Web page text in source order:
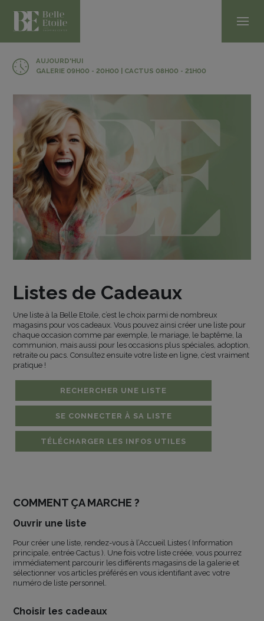
AUJOURD'HUI
GALERIE 09H00 - 20H00 | CACTUS 08H00 - 21H00
Listes de Cadeaux
Une liste à la Belle Etoile, c’est le choix parmi de nombreux
magasins pour vos cadeaux. Vous pouvez ainsi créer une liste pour
chaque occasion comme par exemple, le mariage, le baptême, la
communion, mais aussi pour les occasions plus spéciales, adoption,
retraite ou pacs. Consultez ensuite votre liste en ligne, c’est vraiment
pratique !
RECHERCHER UNE LISTE
SE CONNECTER À SA LISTE
TÉLÉCHARGER LES INFOS UTILES
COMMENT ÇA MARCHE ?
Ouvrir une liste
Pour créer une liste, rendez-vous à l’Accueil Listes ( Information
principale, entrée Cactus ). Une fois votre liste créée, vous pourrez
immédiatement parcourir les différents magasins de la galerie et
sélectionner vos articles préférés en vous identifiant avec votre
numéro de liste personnel.
Choisir les cadeaux